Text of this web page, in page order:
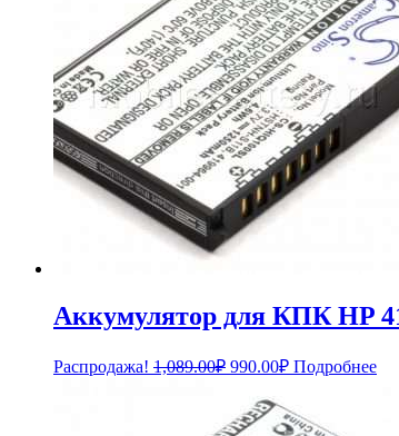
Аккумулятор для КПК HP
Распродажа! 1,089.00₽ Первоначальная
составляла
1,089.00₽.
990.00₽Текущая
цена:
990.00₽.
Подробнее